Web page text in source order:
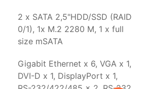
2 x SATA 2,5"HDD/SSD (RAID
0/1), 1x M.2 2280 M, 1 x full
size mSATA
Gigabit Ethernet x 6, VGA x 1,
DVI-D x 1, DisplayPort x 1,